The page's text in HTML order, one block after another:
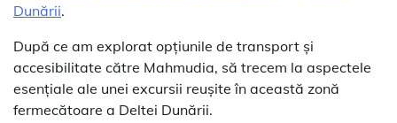
Dunării.
După ce am explorat opțiunile de transport și
accesibilitate către Mahmudia, să trecem la aspectele
esențiale ale unei excursii reușite în această zonă
fermecătoare a Deltei Dunării.